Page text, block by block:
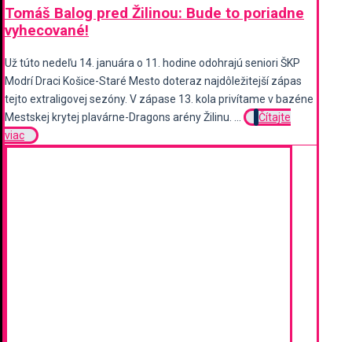
Tomáš Balog pred Žilinou: Bude to poriadne
vyhecované!
Už túto nedeľu 14. januára o 11. hodine odohrajú seniori ŠKP
Modrí Draci Košice-Staré Mesto doteraz najdôležitejší zápas
tejto extraligovej sezóny. V zápase 13. kola privítame v bazéne
Mestskej krytej plavárne-Dragons arény Žilinu. ...
Čítajte
viac